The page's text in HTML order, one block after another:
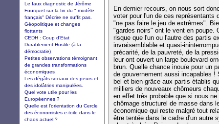
En dernier recours, on nous sort
voter pour l'un de ces représentants
"ne pas faire le jeu de extrêmes".
"gardes noirs" ont le vent en poupe.
risque que l'un ou l'autre des partis
invraisemblable et quasi-
précarité, de la pauvreté, de la
leur ont ouvert un large boulevard
brun. Quelle chance inouïe pour un
de gouvernement aussi incapables
bel et bien grâce aux partis établis
milliers de nouveaux chômeurs
en effet très probable que si nous
chômage structurel de masse dans
économique qui reste malgré tout
être tentée dans le cadre d'un autre
Le faux diagnostic de Jérôme
Fourquet sur la fin du " modèle
français" Décrire ne suffit pas.
Géopolitique et changes
flottants
CEDH : Coup d’Etat
Durablement Hostile (à la
démocratie)
Petites observations témoignant
de grandes transformations
économiques
Les dégâts sociaux des peurs et
des idolâtries manipulées.
Quel vote utile pour les
Européennes ?
Quelle est l'orientation du Cercle
des économistes e-toile dans le
chaos actuel ?